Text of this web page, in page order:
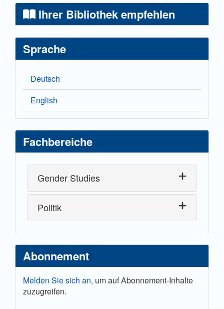
Ihrer Bibliothek empfehlen
Sprache
Deutsch
English
Fachbereiche
Gender Studies
Politik
Abonnement
Melden Sie sich an, um auf Abonnement-Inhalte
zuzugreifen.